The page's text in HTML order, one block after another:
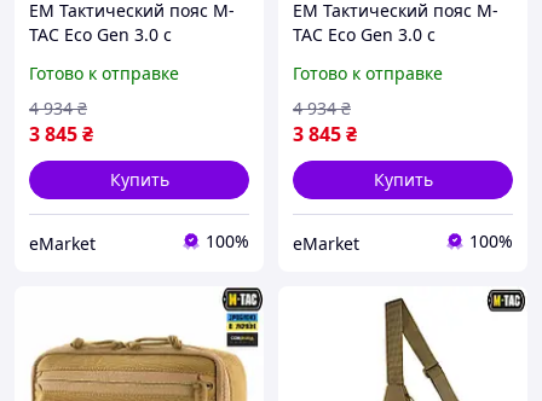
EM Тактический пояс M-
TAC Eco Gen 3.0 с
баллистическую защиту
койот XL-XXL для бойцов
вое MAR_K
Готово к отправке
3 845₴
4 934 ₴
Купить
eMarket 100%
EM Тактический пояс M-
TAC Eco Gen 3.0 с
баллистическую защиту
3XL койот для военных и
акт MAR_K
Готово к отправке
3 845₴
4 934 ₴
Купить
eMarket 100%